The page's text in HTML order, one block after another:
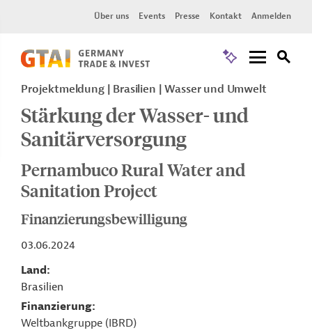
Über uns Events Presse Kontakt Anmelden
Projektmeldung Brasilien Wasser und Umwelt
Stärkung der Wasser- und
Sanitärversorgung
Pernambuco Rural Water and
Sanitation Project
Finanzierungsbewilligung
03.06.2024
Land
Brasilien
Finanzierung
Weltbankgruppe (IBRD)